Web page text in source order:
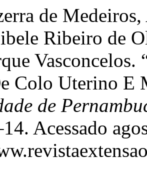
de
Ribeiro de
Vasconcelos.
Colo Uterino E
de
Acessado